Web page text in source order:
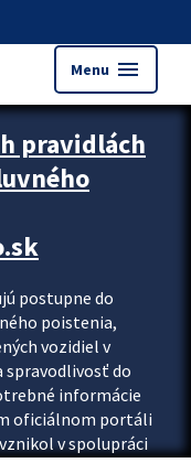
Menu menu
pravidlách
postupne do
poistenia,
vozidiel v
spravodlivosť do
informácie
oficiálnom portáli
v spolupráci